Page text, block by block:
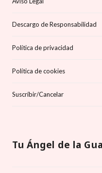
Descargo de Responsabilidad
Política de privacidad
Política de cookies
Suscríbir/Cancelar
Tu Ángel de la